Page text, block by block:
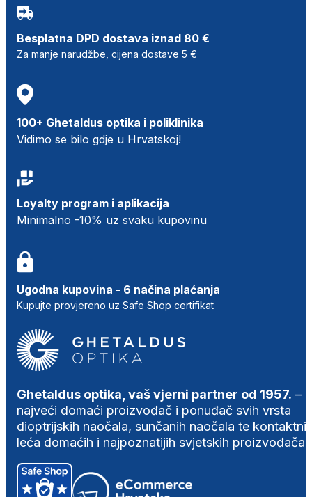
Besplatna DPD dostava iznad 80 €
Za manje narudžbe, cijena dostave 5 €
100+ Ghetaldus optika i poliklinika
Vidimo se bilo gdje u Hrvatskoj!
Loyalty program i aplikacija
Minimalno -10% uz svaku kupovinu
Ugodna kupovina - 6 načina plaćanja
Kupujte provjereno uz Safe Shop certifikat
Ghetaldus optika, vaš vjerni partner od 1957. –
najveći domaći proizvođač i ponuđač svih vrsta
dioptrijskih naočala, sunčanih naočala te
leća domaćih i najpoznatijih svjetskih proizvođača.